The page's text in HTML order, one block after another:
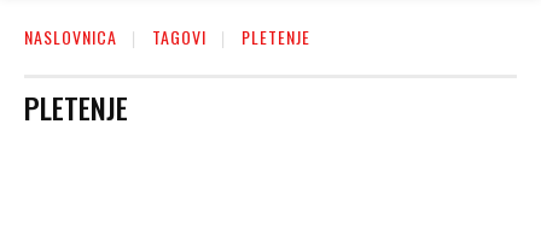
NASLOVNICA TAGOVI PLETENJE
PLETENJE